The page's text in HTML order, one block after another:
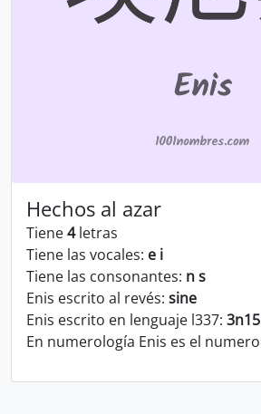
Hechos al azar
Tiene4letras
Tiene las vocales: e i
Tiene las consonantes: n s
Enis escrito al revés: sine
Enis escrito en lenguaje l337: 3n15
En numerología Enis es el numero